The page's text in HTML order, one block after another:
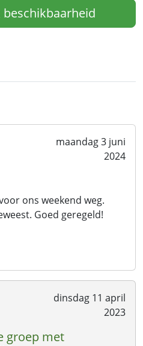
beschikbaarheid
maandag 3 juni
2024
ons weekend weg.
Goed geregeld!
dinsdag 11 april
2023
groep met